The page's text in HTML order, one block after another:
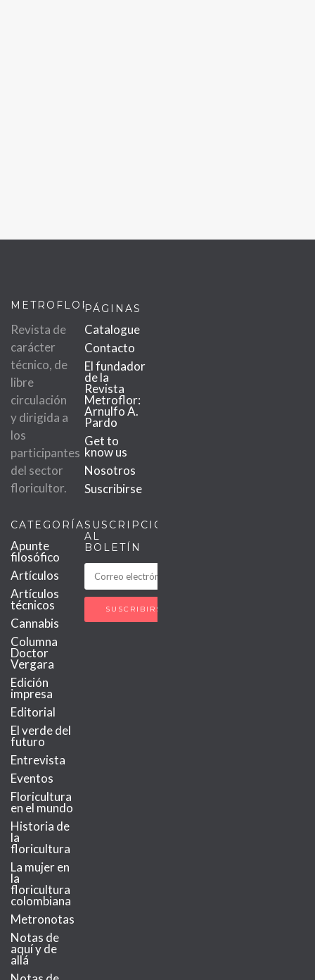
METROFLOR
Revista de
carácter
técnico, de
libre
circulación
y dirigida a
los
participantes
del sector
floricultor.
PÁGINAS
Catalogue
Contacto
El fundador
de la
Revista
Metroflor:
Arnulfo A.
Pardo
Get to
know us
Nosotros
Suscribirse
CATEGORÍAS
Apunte
filosófico
Artículos
Artículos
técnicos
Cannabis
Columna
Doctor
Vergara
Edición
impresa
Editorial
El verde del
futuro
Entrevista
Eventos
Floricultura
en el mundo
Historia de
la
floricultura
La mujer en
la
floricultura
colombiana
Metronotas
Notas de
aquí y de
allá
SUSCRIPCIÓN
AL
BOLETÍN